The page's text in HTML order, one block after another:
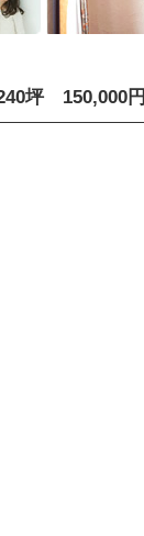
坪 150,000円